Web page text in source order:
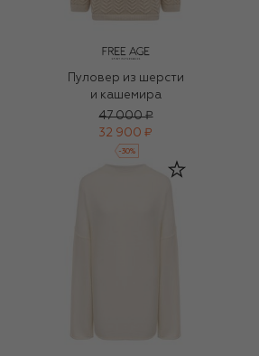
Пуловер из шерсти
и кашемира
47 000 ₽
32 900 ₽
-30%